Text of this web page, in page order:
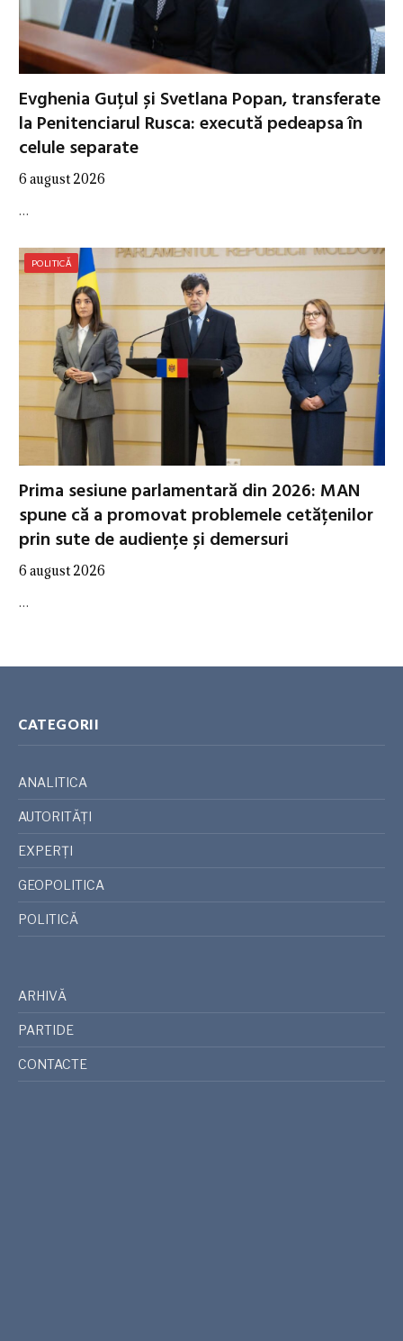
Evghenia Guțul și Svetlana Popan, transferate
la Penitenciarul Rusca: execută pedeapsa în
celule separate
6 august 2026
…
POLITICĂ
Prima sesiune parlamentară din 2026: MAN
spune că a promovat problemele cetățenilor
prin sute de audiențe și demersuri
6 august 2026
…
CATEGORII
ANALITICA
AUTORITĂȚI
EXPERȚI
GEOPOLITICA
POLITICĂ
ARHIVĂ
PARTIDE
CONTACTE